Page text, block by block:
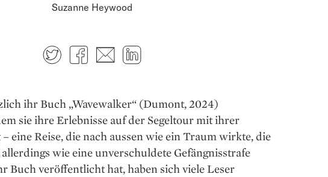
Suzanne Heywood
TwitterFacebook
E-mail
ihr Buch „Wavewalker“ (Dumont, 2024)
sie ihre Erlebnisse auf der Segeltour mit ihrer
eine Reise, die nach aussen wie ein Traum wirkte, die
wie eine unverschuldete Gefängnis­strafe
Buch veröffentlicht hat, haben sich viele Leser